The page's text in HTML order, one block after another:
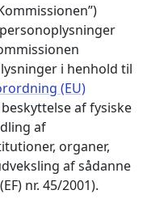
i henhold til
(EU)
af fysiske
af
organer,
af sådanne
nr. 45/2001).